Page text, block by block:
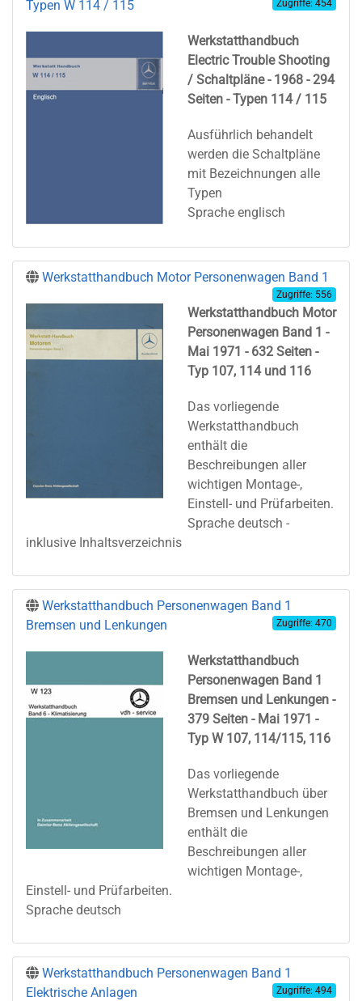
Typen W 114 / 115 Zugriffe: 454
Werkstatthandbuch
Electric Trouble Shooting
/ Schaltpläne - 1968 - 294
Seiten - Typen 114 / 115
Ausführlich behandelt
werden die Schaltpläne
mit Bezeichnungen alle
Typen
Sprache englisch
Werkstatthandbuch Motor Personenwagen Band 1
Zugriffe: 556
Werkstatthandbuch Motor
Personenwagen Band 1 -
Mai 1971 - 632 Seiten -
Typ 107, 114 und 116
Das vorliegende
Werkstatthandbuch
enthält die
Beschreibungen aller
wichtigen Montage-,
Einstell- und Prüfarbeiten.
Sprache deutsch -
inklusive Inhaltsverzeichnis
Werkstatthandbuch Personenwagen Band 1
Bremsen und Lenkungen
Zugriffe: 470
Werkstatthandbuch
Personenwagen Band 1
Bremsen und Lenkungen -
379 Seiten - Mai 1971 -
Typ W 107, 114/115, 116
Das vorliegende
Werkstatthandbuch über
Bremsen und Lenkungen
enthält die
Beschreibungen aller
wichtigen Montage-,
Einstell- und Prüfarbeiten.
Sprache deutsch
Werkstatthandbuch Personenwagen Band 1
Elektrische Anlagen
Zugriffe: 494